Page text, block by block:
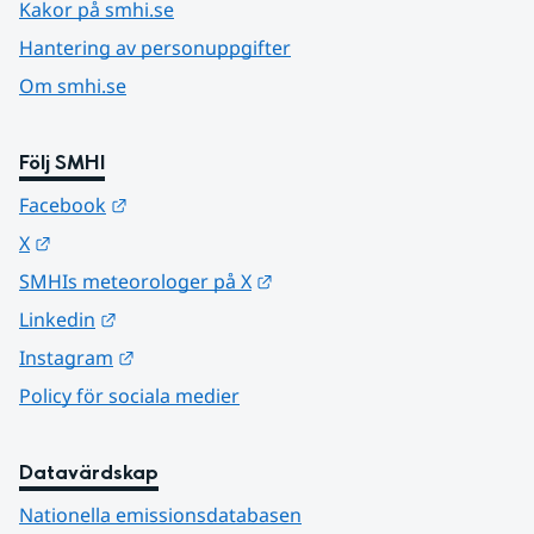
Kakor på smhi.se
Hantering av personuppgifter
Om smhi.se
Följ SMHI
Facebook
X
SMHIs meteorologer på X
Linkedin
Instagram
Policy för sociala medier
Datavärdskap
Nationella emissionsdatabasen